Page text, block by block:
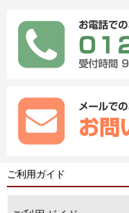
ご利用ガイド